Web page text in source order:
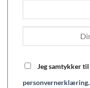
Jeg samtykker til
personvernerklæring.